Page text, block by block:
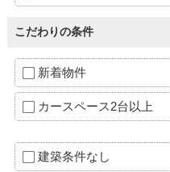
こだわりの条件
新着物件
カースペース2台以上
建築条件なし